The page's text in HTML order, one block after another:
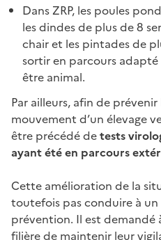
Dans ZRP, les poules
les dindes de plus de 8
chair et les pintades de
sortir en parcours
être animal.
Par ailleurs, afin de
mouvement d’un élevage
être précédé detests
ayant été en parcours
Cette amélioration de la
toutefois pas conduire à
prévention. Il est demandé
filière de maintenir leur